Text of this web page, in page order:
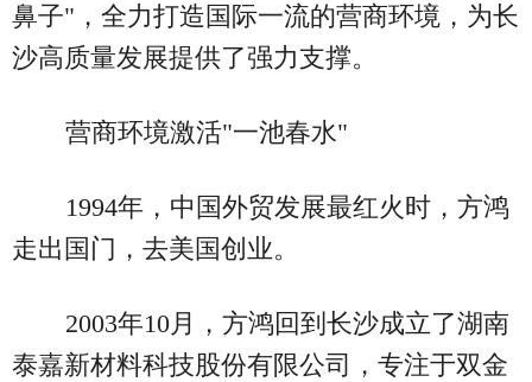
鼻子"，全力打造国际一流的营商环境，为长
沙高质量发展提供了强力支撑。
营商环境激活"一池春水"
1994年，中国外贸发展最红火时，方鸿
走出国门，去美国创业。
2003年10月，方鸿回到长沙成立了湖南
泰嘉新材料科技股份有限公司，专注于双金